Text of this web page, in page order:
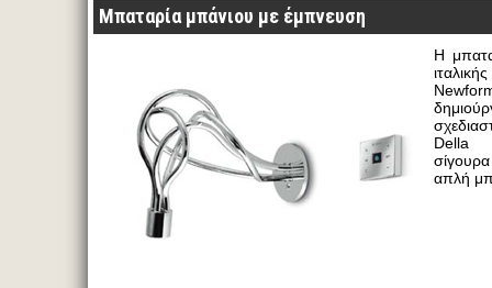
Μπαταρία μπάνιου με έμπνευση
Η
Della
απλή